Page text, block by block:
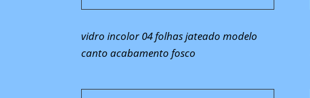
vidro incolor 04 folhas jateado modelo
canto acabamento fosco